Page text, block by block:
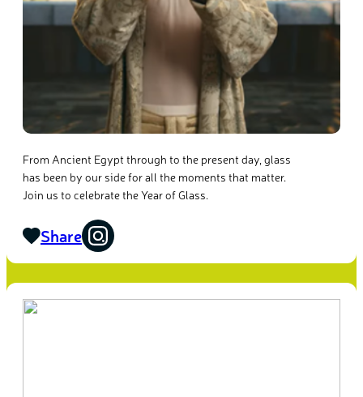
From Ancient Egypt through to the present day, glass
has been by our side for all the moments that matter.
Join us to celebrate the Year of Glass.
Share